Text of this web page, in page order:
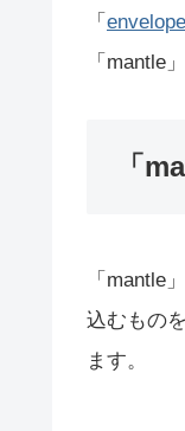
「 envelope
「mantle
「
「mantle
込むもの
ます。